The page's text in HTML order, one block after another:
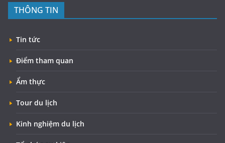
THÔNG TIN
Tin tức
Điểm tham quan
Ẩm thực
Tour du lịch
Kinh nghiệm du lịch